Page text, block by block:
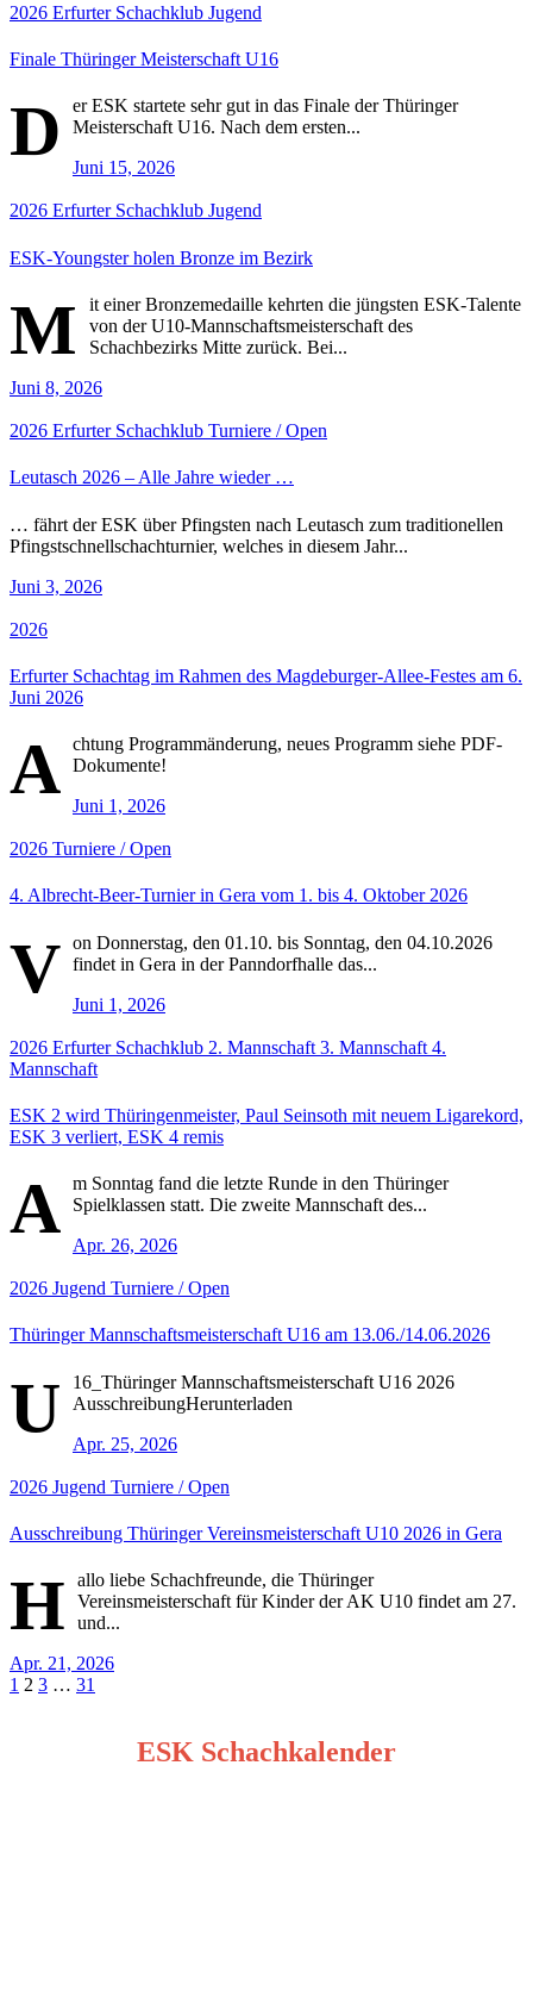
2026 Erfurter Schachklub Jugend
Finale Thüringer Meisterschaft U16
D
er ESK startete sehr gut in das Finale der Thüringer
Meisterschaft U16. Nach dem ersten...
Juni 15, 2026
2026 Erfurter Schachklub Jugend
ESK-Youngster holen Bronze im Bezirk
M
it einer Bronzemedaille kehrten die jüngsten ESK-Talente
von der U10-Mannschaftsmeisterschaft des
Schachbezirks Mitte zurück. Bei...
Juni 8, 2026
2026 Erfurter Schachklub Turniere / Open
Leutasch 2026 – Alle Jahre wieder …
… fährt der ESK über Pfingsten nach Leutasch zum traditionellen
Pfingstschnellschachturnier, welches in diesem Jahr...
Juni 3, 2026
2026
Erfurter Schachtag im Rahmen des Magdeburger-Allee-Festes am 6.
Juni 2026
A chtung Programmänderung, neues Programm siehe PDF-
Dokumente!
Juni 1, 2026
2026 Turniere / Open
4. Albrecht-Beer-Turnier in Gera vom 1. bis 4. Oktober 2026
V on Donnerstag, den 01.10. bis Sonntag, den 04.10.2026
findet in Gera in der Panndorfhalle das...
Juni 1, 2026
2026 Erfurter Schachklub 2. Mannschaft 3. Mannschaft 4.
Mannschaft
ESK 2 wird Thüringenmeister, Paul Seinsoth mit neuem Ligarekord,
ESK 3 verliert, ESK 4 remis
A m Sonntag fand die letzte Runde in den Thüringer
Spielklassen statt. Die zweite Mannschaft des...
Apr. 26, 2026
2026 Jugend Turniere / Open
Thüringer Mannschaftsmeisterschaft U16 am 13.06./14.06.2026
U
16_Thüringer Mannschaftsmeisterschaft U16 2026
AusschreibungHerunterladen
Apr. 25, 2026
2026 Jugend Turniere / Open
Ausschreibung Thüringer Vereinsmeisterschaft U10 2026 in Gera
H
allo liebe Schachfreunde, die Thüringer
Vereinsmeisterschaft für Kinder der AK U10 findet am 27.
und...
Apr. 21, 2026
Seitennummerierung
1 2 3 … 31
ESK Schachkalender